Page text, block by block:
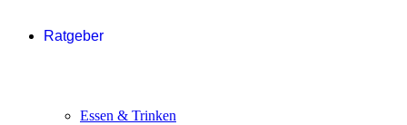
Ratgeber
Essen & Trinken